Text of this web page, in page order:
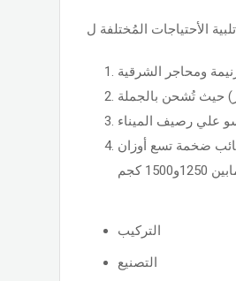
أو أدني في حقائب ضخمة تسع أوزان
التركيب
التصنيع